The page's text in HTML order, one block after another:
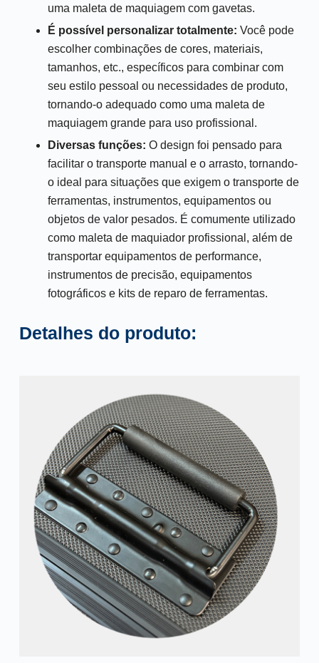
uma maleta de maquiagem com gavetas.
É possível personalizar totalmente: Você pode
escolher combinações de cores, materiais,
tamanhos, etc., específicos para combinar com
seu estilo pessoal ou necessidades de produto,
tornando-o adequado como uma maleta de
maquiagem grande para uso profissional.
Diversas funções: O design foi pensado para
facilitar o transporte manual e o arrasto, tornando-
o ideal para situações que exigem o transporte de
ferramentas, instrumentos, equipamentos ou
objetos de valor pesados. É comumente utilizado
como maleta de maquiador profissional, além de
transportar equipamentos de performance,
instrumentos de precisão, equipamentos
fotográficos e kits de reparo de ferramentas.
Detalhes do produto: